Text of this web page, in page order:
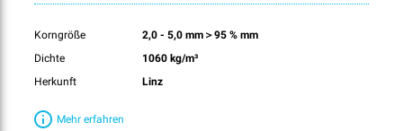
Korngröße
2,0 - 5,0 mm＞95 % mm
Dichte
1060 kg/m³
Herkunft
Linz
Mehr erfahren